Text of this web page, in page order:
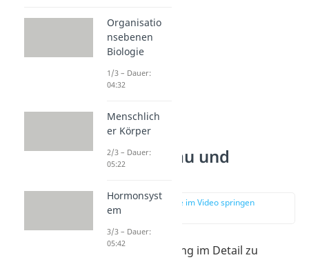
Auge: Aufbau und
zur Stelle im Video springen
Um den Sehvorgang im Detail zu
Organisatio
nsebenen
Biologie
1/3 – Dauer:
04:32
Menschlich
er Körper
2/3 – Dauer:
05:22
Hormonsyst
em
3/3 – Dauer:
05:42